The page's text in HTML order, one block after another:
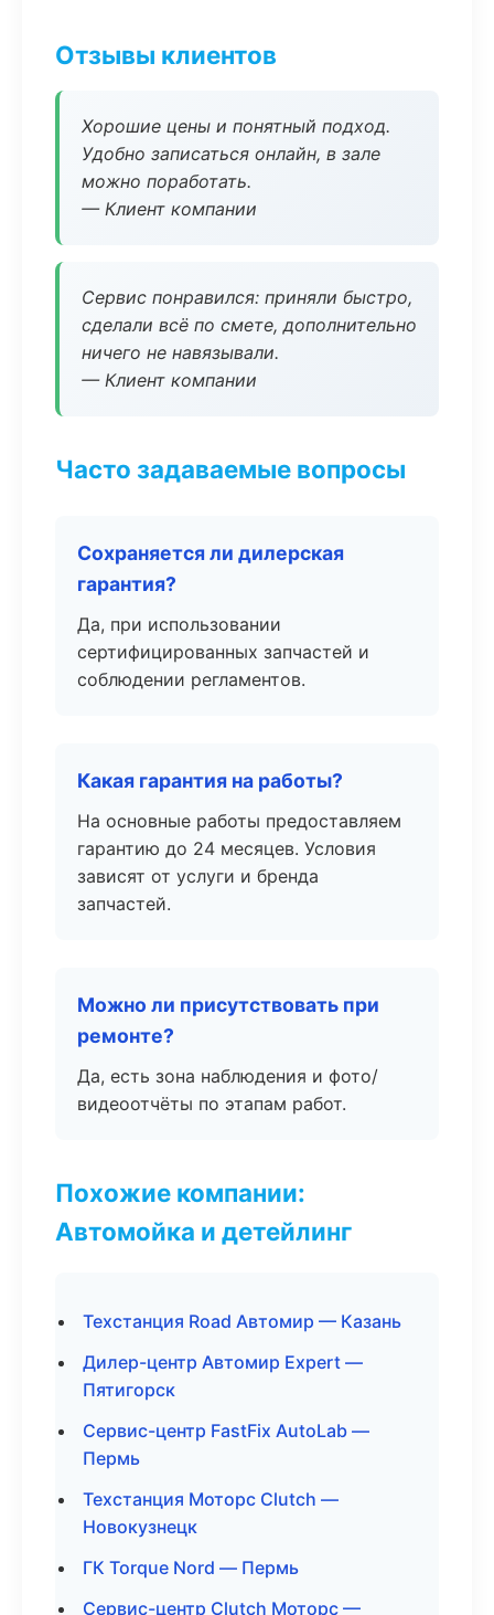
Отзывы клиентов
Хорошие цены и понятный подход.
Удобно записаться онлайн, в зале
можно поработать.
— Клиент компании
Сервис понравился: приняли быстро,
сделали всё по смете, дополнительно
ничего не навязывали.
— Клиент компании
Часто задаваемые вопросы
Сохраняется ли дилерская
гарантия?
Да, при использовании
сертифицированных запчастей и
соблюдении регламентов.
Какая гарантия на работы?
На основные работы предоставляем
гарантию до 24 месяцев. Условия
зависят от услуги и бренда
запчастей.
Можно ли присутствовать при
ремонте?
Да, есть зона наблюдения и фото/
видеоотчёты по этапам работ.
Похожие компании:
Автомойка и детейлинг
Техстанция Road Автомир — Казань
Дилер-центр Автомир Expert —
Пятигорск
Сервис-центр FastFix AutoLab —
Пермь
Техстанция Моторс Clutch —
Новокузнецк
ГК Torque Nord — Пермь
Сервис-центр Clutch Моторс —